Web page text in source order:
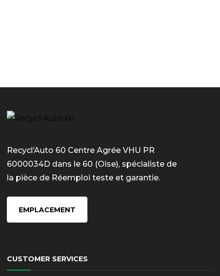
Recycl’Auto 60 Centre Agrée VHU PR
6000034D dans le 60 (Oise), spécialiste de
la pièce de Réemploi teste et garantie.
EMPLACEMENT
CUSTOMER SERVICES